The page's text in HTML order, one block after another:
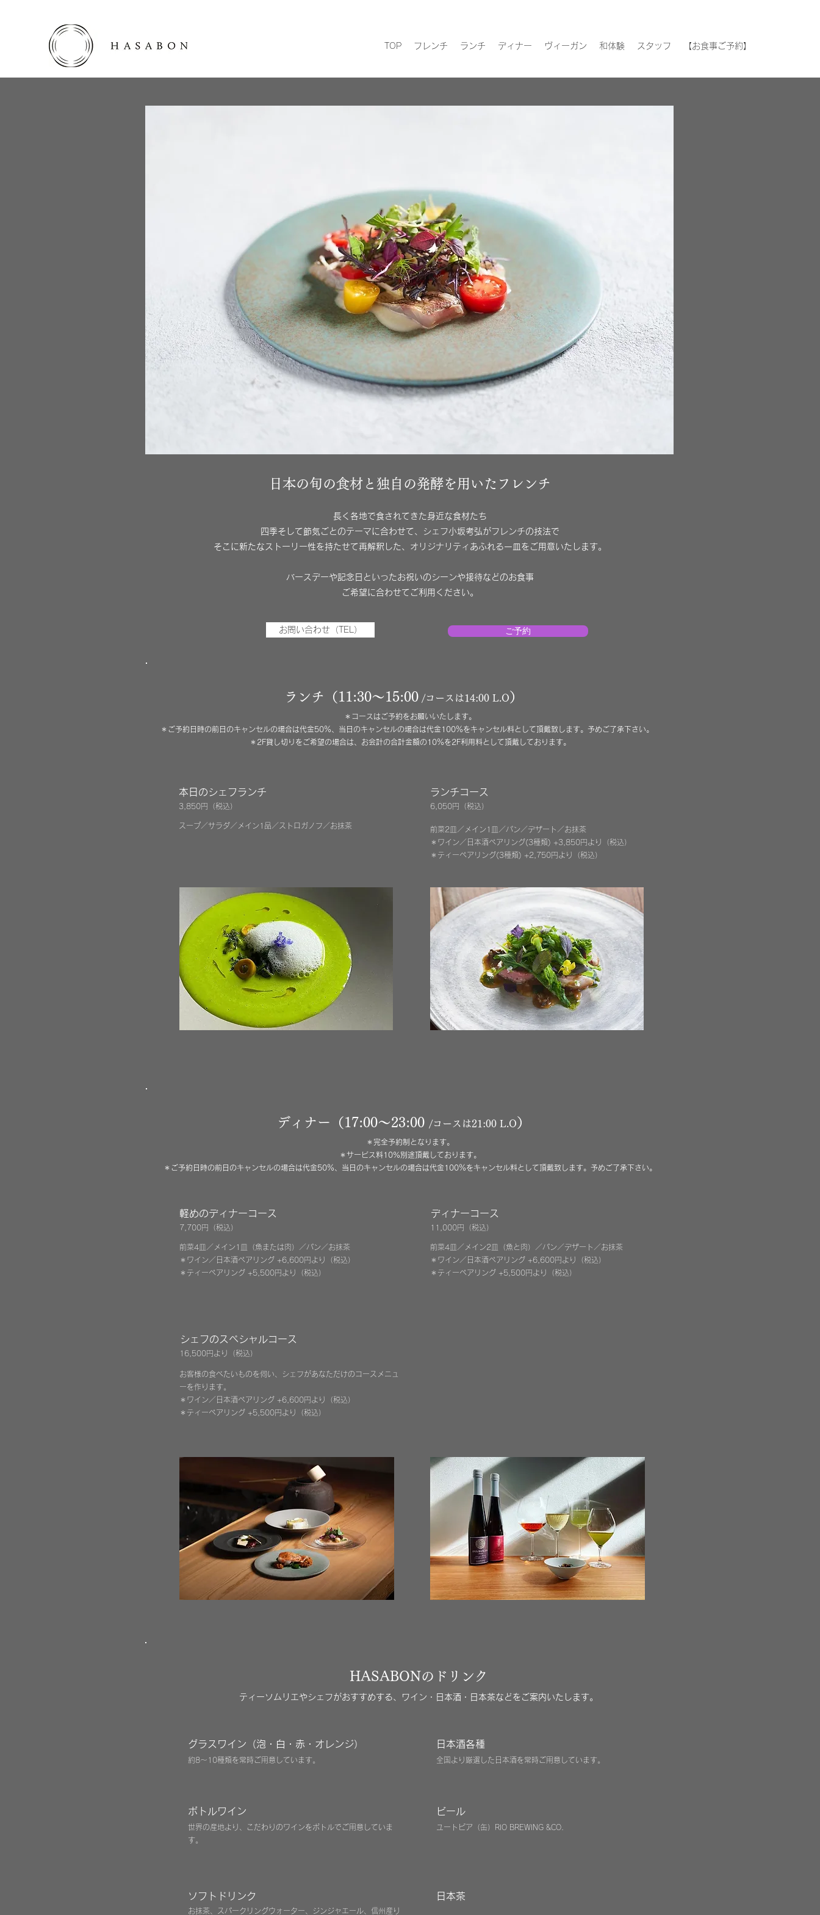
TOP フレンチ ランチ ディナー ヴィーガン 和体験 スタッフ 【お食事ご予約】
お茶や旬食材を使用した、フレンチベースのお料理
シェフ・小坂考弘が、お茶と旬の食材をテーマにしたフレンチベースのお料理をご用意します。
う、一杯のワインや日本酒を軽く、バースデーや記念日といったお祝いのシーンなど、ご希望に合わせてご利用ください。
＊コースはご予約をお願いいたします。
グリーンサラダ付き
食後のお抹茶（一口菓子なし）＋600円
＊事前のご予約で、テイクアウトも賜ります
本日のシェフランチ
スープ／サラダ／メイン１品／パン
食後のお抹茶（一口菓子なし）＋600円
4,500円（税別）
ランチコース
前菜２皿／メイン１皿／デザートとお抹茶
＊ドリンクペアリング ＋3,000円より（税別）
＊事前予約にて、ランチタイムにもオーダーいただけます。
5,500円（税別）
軽めのディナーコース
12,000円より（税別）
シェフのスペシャルコース
お客様の食べたいものを伺い、シェフがあなただけのコースメニ
ューを作ります。
＊ドリンクペアリング +6,000円より
ア・ラ・カルト
メニューは日替わり。
800円より（税別）
お好きな時間にワイン ＆ 日本酒 バーとしてのご利用いただけます。
日本の旬の食材と独自の発酵を用いたフレンチ
長く各地で食されてきた身近な食材たち
四季そして節気ごとのテーマに合わせて、
シェフ小坂考弘がフレンチの技法で
そこに新たなストーリー性を持たせて再解釈した、
オリジナリティあふれる一皿をご用意いたします。
バースデーや記念日といったお祝いのシーンや接待などのお食事
ご希望に合わせてご利用ください。
お問い合わせ（TEL） ご予約
ランチ（11:30〜15:00/コースは14:00 L.O ）
＊コースはご予約をお願いいたします。
＊ご予約日時の前日のキャンセルの場合は代金50％、当日のキャンセルの場合は代金100％をキャンセル料として頂戴致します。予めご了承下さい。
＊ 2F貸し切りをご希望の場合は、お会計の合計金額の10％を2F利用料として頂戴しております。
3,850円（税込）
本日のシェフランチ
スープ／サラダ／メイン1品／ストロガノフ／お抹茶
6,050円（税込）
ランチコース
前菜2皿／メイン1皿／パン／デザート／お抹茶
＊ワイン／日本酒ペアリング(3種類) +3,850円より
（税込）
＊ティーペアリング(3種類) +2,750円より （税込）
ディナー（17:00〜23:00 /​コースは21 :00 L.O ）
＊完全予約制となります。​
＊サービス料10%別途頂戴しております。
＊ご予約日時の前日のキャンセルの場合は代金50％、当日のキャンセルの場合は代金100％をキャンセル料として頂戴致します。予めご了承下さい。
7,700円 （税込）
軽めのディナーコース
前菜4皿／メイン1皿（魚または肉）／パン／お抹茶
＊ワイン／日本酒ペアリング +6,600円より
（税込）
＊ティーペアリング +5,500円より （税込）
11,000円 （税込）
ディナーコース
前菜4皿／メイン2皿（魚と肉） ／パン／デザート／お抹茶
＊ワイン／日本酒ペアリング +6,600円より
（税込）
＊ティーペアリング +5,500円より （税込）
16,500円より（税込）
シェフのスペシャルコース
お客様の食べたいものを伺い、シェフがあなただけのコースメニュ
ーを作ります。
＊ワイン／日本酒ペアリング +6,600円より
（税込）
＊ティーペアリング +5,500円より （税込）
HASABONのドリンク
ティーソムリエやシェフがおすすめする、ワイン・日本酒・日本茶などをご案内いたします。
グラスワイン（泡・白・赤・オレンジ）
約8〜10種類を常時ご用意しています。
日本酒各種
全国より厳選した日本酒を常時ご用意しています。
ボトルワイン
世界の産地より、こだわりのワインをボトルでご用意していま
す。
ビール
​ユートピア（缶）RIO BREWING &CO.
ソフトドリンク
お抹茶、スパークリングウォーター、ジンジャエール、信州産り
日本茶